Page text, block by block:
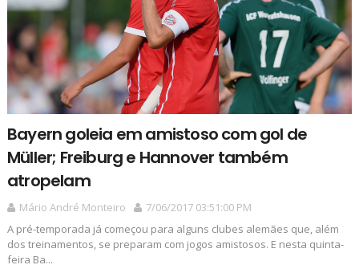
Bayern goleia em amistoso com gol de
Müller; Freiburg e Hannover também
atropelam
Mário André Monteiro
7/06/2017 03:51:00 PM
A pré-temporada já começou para alguns clubes alemães que, além
dos treinamentos, se preparam com jogos amistosos. E nesta quinta-
feira Ba...